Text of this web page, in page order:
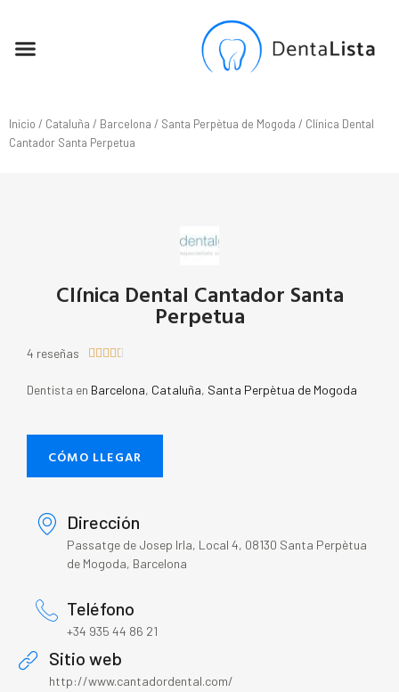
Inicio / Cataluña / Barcelona / Santa Perpètua de Mogoda / Clínica Dental
Cantador Santa Perpetua
Clínica Dental Cantador Santa
Perpetua
4 reseñas     
Dentista en Barcelona, Cataluña, Santa Perpètua de Mogoda
CÓMO LLEGAR
Dirección
Passatge de Josep Irla, Local 4, 08130 Santa Perpètua
de Mogoda, Barcelona
Teléfono
+34 935 44 86 21
Sitio web
http://www.cantadordental.com/